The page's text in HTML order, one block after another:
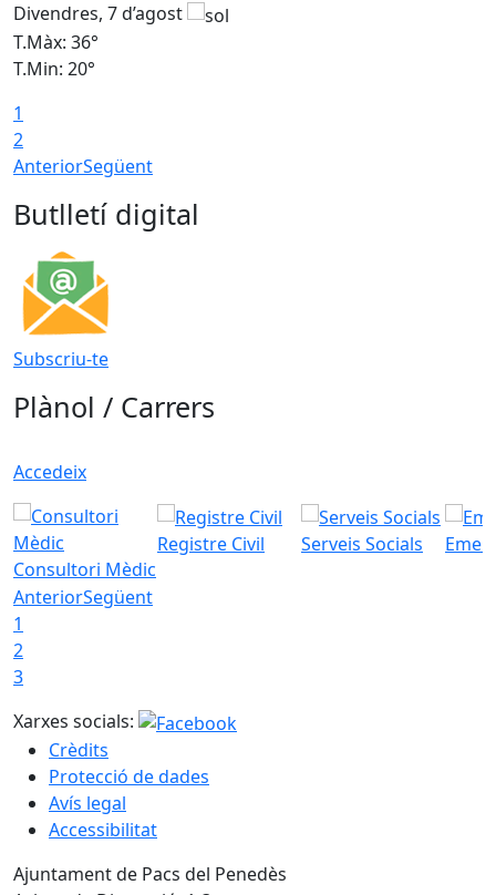
Divendres, 7 d’agost
T.Màx: 36°
T.Min: 20°
1
2
AnteriorSegüent
Butlletí digital
Subscriu-te
Plànol / Carrers
Accedeix
Consultori Mèdic
Registre Civil Serveis Socials
AnteriorSegüent
1
2
3
Xarxes socials:
Crèdits
Protecció de dades
Avís legal
Accessibilitat
Ajuntament de Pacs del Penedès